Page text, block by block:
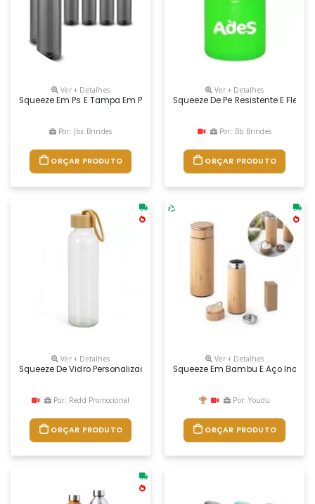
Ver + Detalhes
Squeeze Em Ps E Tampa Em Pp Com Argola Para Fácil Transporte.
Por: Jbx Brindes
ORÇAR PRODUTO
Ver + Detalhes
Squeeze De Pe Resistente E
Por: Bb Brindes
ORÇAR PRODUTO
Ver + Detalhes
Squeeze De Vidro Personalizado
Por: Redd Promocional
ORÇAR PRODUTO
Ver + Detalhes
Squeeze Em Bambu E Aço Inox,
Por: Youdu
ORÇAR PRODUTO